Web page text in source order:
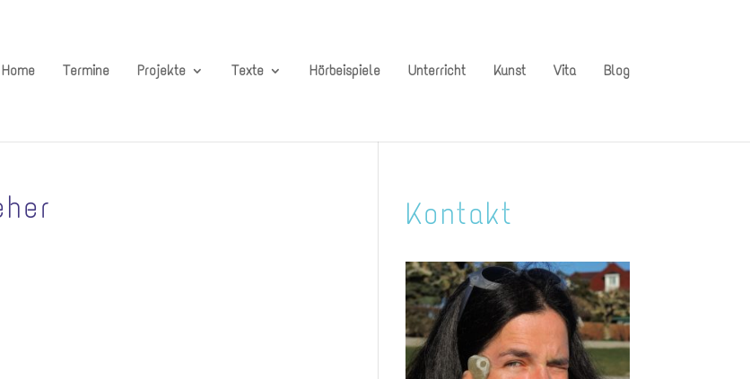
Home Termine Projekte Texte Hörbeispiele Unterricht Kunst Vita Blog
Kontakt